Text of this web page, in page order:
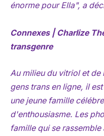
énorme pour Ella", a
Connexes | Charlize
transgenre
Au milieu du vitriol et
gens trans en ligne, il
une jeune famille
d'enthousiasme. Les
famille qui se